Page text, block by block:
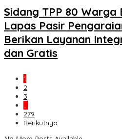
Sidang TPP 80 Warga
Lapas Pasir
Berikan Layanan
dan Gratis
1
2
3
…
279
Berikutnya